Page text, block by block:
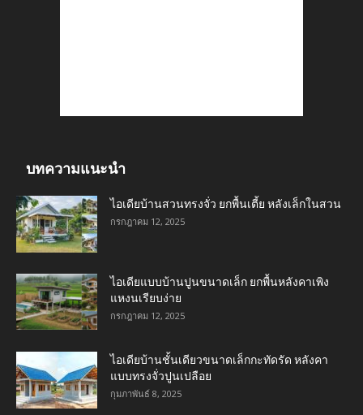
บทความแนะนำ
ไอเดียบ้านสวนทรงจั่ว ยกพื้นเตี้ย หลังเล็กในสวน
กรกฎาคม 12, 2025
ไอเดียแบบบ้านปูนขนาดเล็ก ยกพื้นหลังคาเพิง
แหงนเรียบง่าย
กรกฎาคม 12, 2025
ไอเดียบ้านชั้นเดียวขนาดเล็กกะทัดรัด หลังคา
แบบทรงจั่วปูนเปลือย
กุมภาพันธ์ 8, 2025